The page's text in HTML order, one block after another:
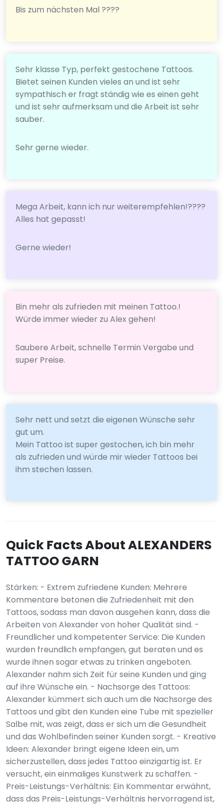
Bis zum nächsten Mal ????
Sehr klasse Typ, perfekt gestochene Tattoos.
Bietet seinen Kunden vieles an und ist sehr
sympathisch er fragt ständig wie es einen geht
und ist sehr aufmerksam und die Arbeit ist sehr
sauber.
Sehr gerne wieder.
Mega Arbeit, kann ich nur weiterempfehlen!????
Alles hat gepasst!
Gerne wieder!
Bin mehr als zufrieden mit meinen Tattoo.!
Würde immer wieder zu Alex gehen!
Saubere Arbeit, schnelle Termin Vergabe und
super Preise.
Sehr nett und setzt die eigenen Wünsche sehr
gut um.
Mein Tattoo ist super gestochen, ich bin mehr
als zufrieden und würde mir wieder Tattoos bei
ihm stechen lassen.
Quick Facts About ALEXANDERS
TATTOO GARN
Stärken: - Extrem zufriedene Kunden: Mehrere
Kommentare betonen die Zufriedenheit mit den
Tattoos, sodass man davon ausgehen kann, dass die
Arbeiten von Alexander von hoher Qualität sind. -
Freundlicher und kompetenter Service: Die Kunden
wurden freundlich empfangen, gut beraten und es
wurde ihnen sogar etwas zu trinken angeboten.
Alexander nahm sich Zeit für seine Kunden und ging
auf ihre Wünsche ein. - Nachsorge des Tattoos:
Alexander kümmert sich auch um die Nachsorge des
Tattoos und gibt den Kunden eine Tube mit spezieller
Salbe mit, was zeigt, dass er sich um die Gesundheit
und das Wohlbefinden seiner Kunden sorgt. - Kreative
Ideen: Alexander bringt eigene Ideen ein, um
sicherzustellen, dass jedes Tattoo einzigartig ist. Er
versucht, ein einmaliges Kunstwerk zu schaffen. -
Preis-Leistungs-Verhältnis: Ein Kommentar erwähnt,
dass das Preis-Leistungs-Verhältnis hervorragend ist,